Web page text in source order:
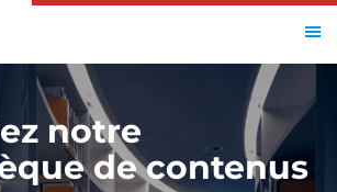
notre
de contenus